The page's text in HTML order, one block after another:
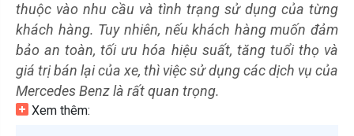
thuộc vào nhu cầu và tình trạng sử dụng của từng
khách hàng. Tuy nhiên, nếu khách hàng muốn đảm
bảo an toàn, tối ưu hóa hiệu suất, tăng tuổi thọ và
giá trị bán lại của xe, thì việc sử dụng các dịch vụ của
Mercedes Benz là rất quan trọng.
Xem thêm: